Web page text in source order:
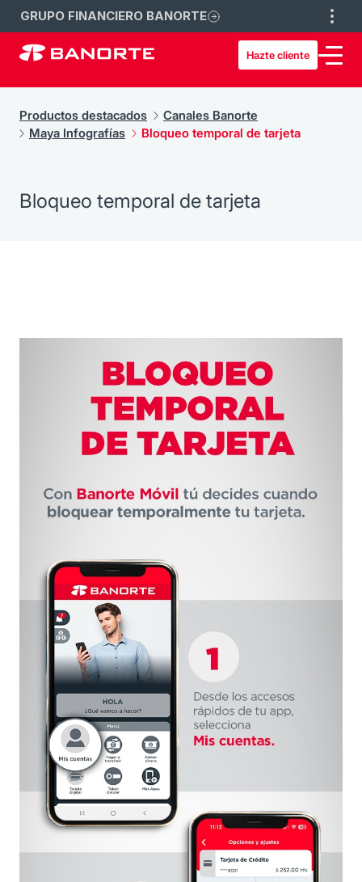
GRUPO FINANCIERO BANORTE
Hazte cliente
Productos destacados
Canales Banorte
Maya Infografías
Bloqueo temporal de tarjeta
Bloqueo temporal de tarjeta